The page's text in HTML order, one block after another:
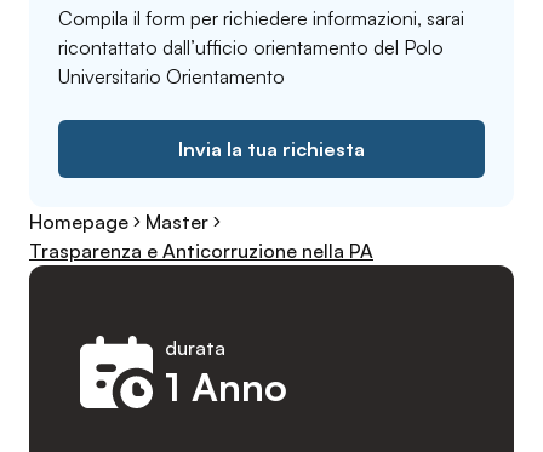
Compila il form per richiedere informazioni, sarai
ricontattato dall’ufficio orientamento del Polo
Universitario Orientamento
Invia la tua richiesta
Homepage
Master
Trasparenza e Anticorruzione nella PA
1 Anno
durata